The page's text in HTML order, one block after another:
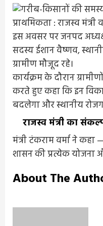
इस अवसर पर जनपद
सदस्य ईशान वैष्णव,
ग्रामीण मौजूद रहे।
कार्यक्रम के दौरान
करते हुए कहा कि इन
बदलेगा और स्थानीय
राजस्व मंत्री का
मंत्री टंकराम वर्मा ने कहा
शासन की प्रत्येक योजना
About The